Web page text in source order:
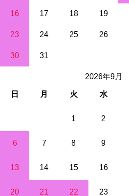
16 17 18 19
23 24 25 26
30 31
2026年9月
日 月 火 水
1 2
6 7 8 9
13 14 15 16
20 21 22 23